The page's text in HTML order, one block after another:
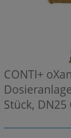
CONTI+
Stück, DN25